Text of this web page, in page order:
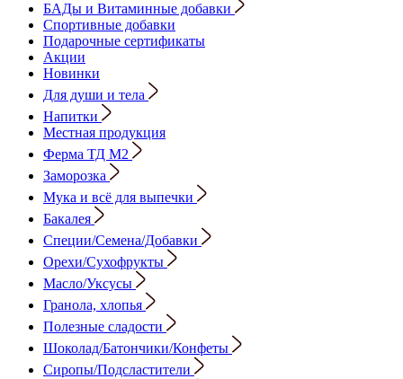
БАДы и Витаминные добавки
Спортивные добавки
Подарочные сертификаты
Акции
Новинки
Для души и тела
Напитки
Местная продукция
Ферма ТД М2
Заморозка
Мука и всё для выпечки
Бакалея
Специи/Семена/Добавки
Орехи/Сухофрукты
Масло/Уксусы
Гранола, хлопья
Полезные сладости
Шоколад/Батончики/Конфеты
Сиропы/Подсластители